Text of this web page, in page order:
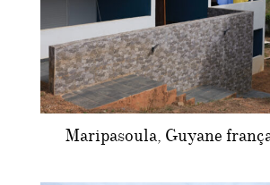
Maripasoula, Guyane